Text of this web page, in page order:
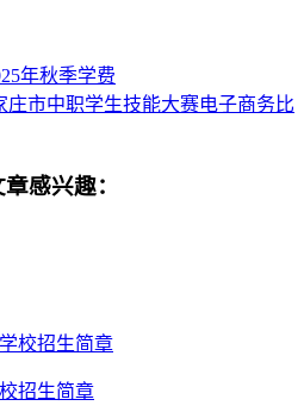
年秋季学费
市中职学生技能大赛电子商务比
感兴趣：
招生简章